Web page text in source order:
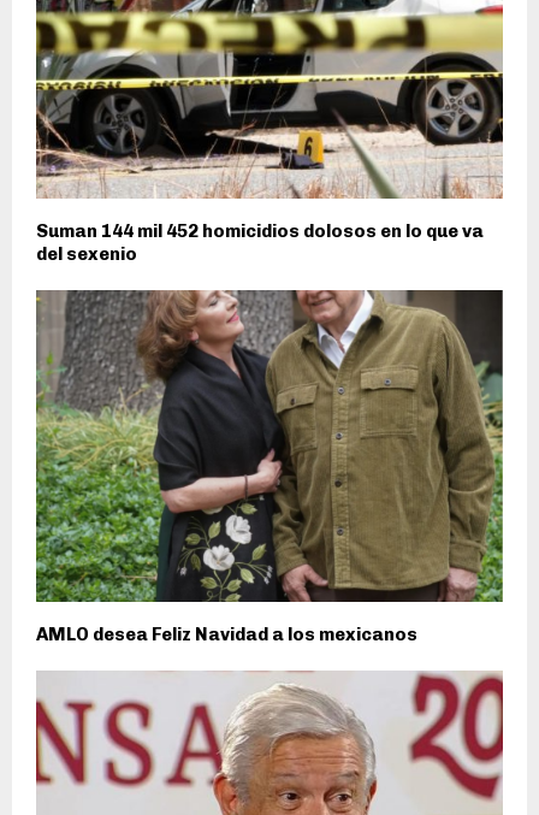
Suman 144 mil 452 homicidios dolosos en lo que va
del sexenio
AMLO desea Feliz Navidad a los mexicanos